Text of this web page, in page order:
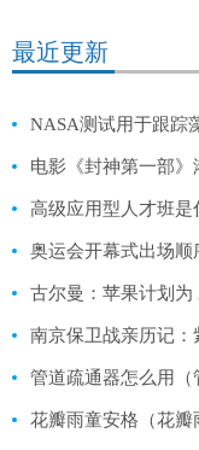
最近更新
NASA测试用于跟踪
电影《封神第一部
南京保卫战亲历记：
管道疏通器怎么用（
花瓣雨童安格（花瓣